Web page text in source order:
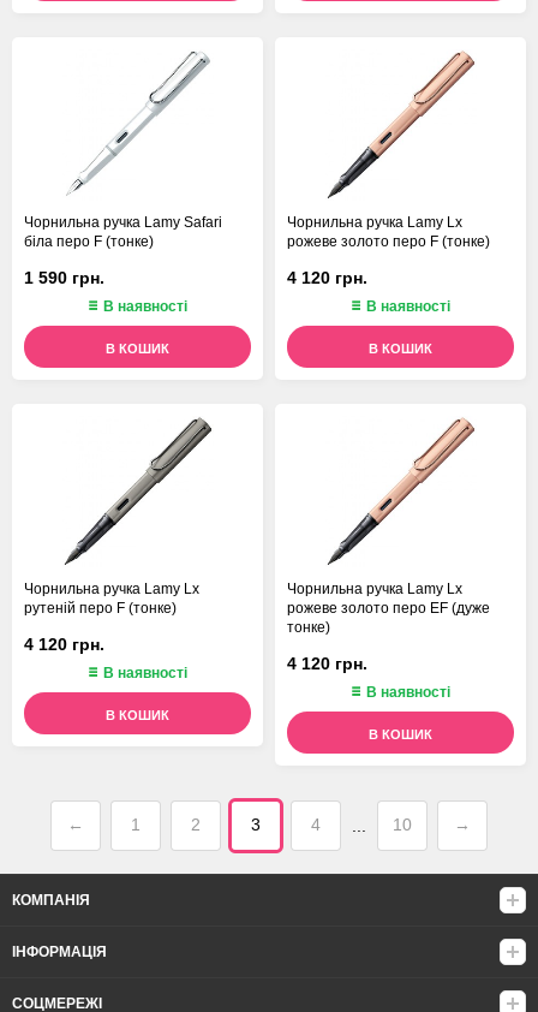
Чорнильна ручка Lamy Safari
біла перо F (тонке)
1 590 грн.
В наявності
В КОШИК
Чорнильна ручка Lamy Lx
рожеве золото перо F (тонке)
4 120 грн.
В наявності
В КОШИК
Чорнильна ручка Lamy Lx
рутеній перо F (тонке)
4 120 грн.
В наявності
В КОШИК
Чорнильна ручка Lamy Lx
рожеве золото перо EF (дуже
тонке)
4 120 грн.
В наявності
В КОШИК
← 1 2 3 4 10 →
КОМПАНІЯ
ІНФОРМАЦІЯ
СОЦМЕРЕЖІ